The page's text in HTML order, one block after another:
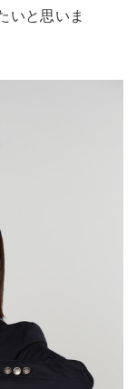
いと思いま